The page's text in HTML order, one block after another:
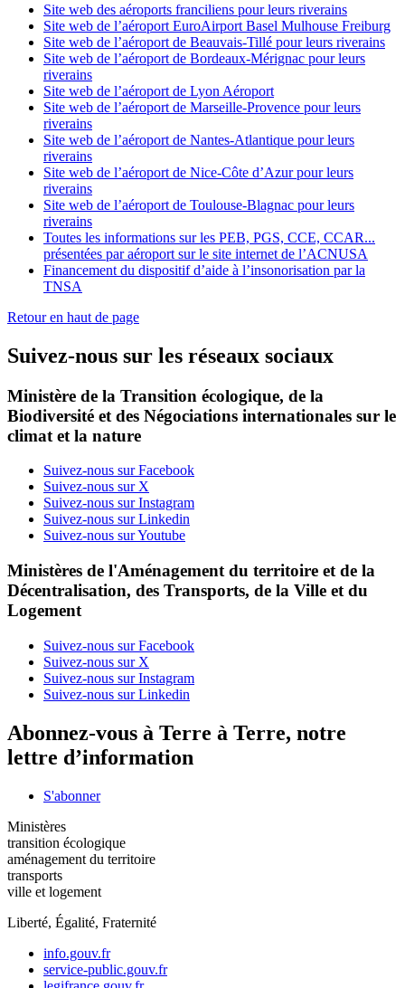
Site web des aéroports franciliens pour leurs riverains
Site web de l’aéroport EuroAirport Basel Mulhouse Freiburg
Site web de l’aéroport de Beauvais-Tillé pour leurs riverains
Site web de l’aéroport de Bordeaux-Mérignac pour leurs
riverains
Site web de l’aéroport de Lyon Aéroport
Site web de l’aéroport de Marseille-Provence pour leurs
riverains
Site web de l’aéroport de Nantes-Atlantique pour leurs
riverains
Site web de l’aéroport de Nice-Côte d’Azur pour leurs
riverains
Site web de l’aéroport de Toulouse-Blagnac pour leurs
riverains
Toutes les informations sur les PEB, PGS, CCE, CCAR...
présentées par aéroport sur le site internet de l’ACNUSA
Financement du dispositif d’aide à l’insonorisation par la
TNSA
Retour en haut de page
Suivez-nous sur les réseaux sociaux
Ministère de la Transition écologique, de la
Biodiversité et des Négociations internationales sur le
climat et la nature
Suivez-nous sur Facebook
Suivez-nous sur X
Suivez-nous sur Instagram
Suivez-nous sur Linkedin
Suivez-nous sur Youtube
Ministères de l'Aménagement du territoire et de la
Décentralisation, des Transports, de la Ville et du
Logement
Suivez-nous sur Facebook
Suivez-nous sur X
Suivez-nous sur Instagram
Suivez-nous sur Linkedin
Abonnez-vous à Terre à Terre, notre
lettre d’information
S'abonner
Ministères
transition écologique
aménagement du territoire
transports
ville et logement
Liberté, Égalité, Fraternité
info.gouv.fr
service-public.gouv.fr